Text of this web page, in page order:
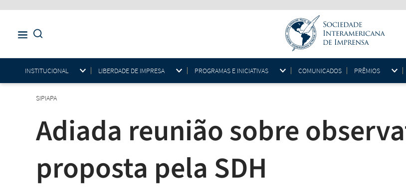
INSTITUCIONAL LIBERDADE DE IMPRESA PROGRAMAS E INICIATIVAS COMUNICADOS PRÊMIOS
SIPIAPA
Adiada reunião sobre
proposta pela SDH